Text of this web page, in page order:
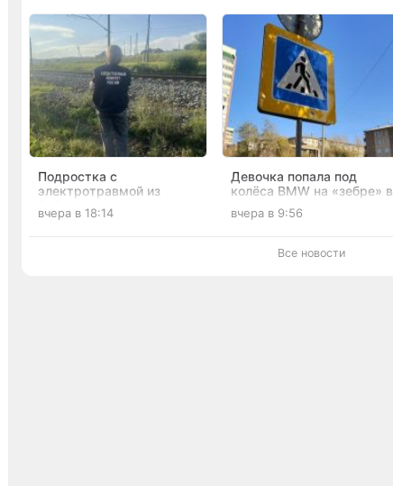
Подростка с
электротравмой из
Забайкалья доставят для
лечения в Москву
вчера в 18:14
Девочка попала под
колёса BMW на «зебре» в
вчера в 9:56
Все новости